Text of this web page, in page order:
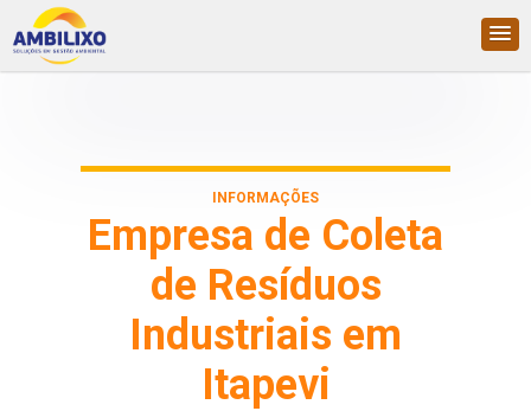
INFORMAÇÕES
Empresa de Coleta
de Resíduos
Industriais em
Itapevi